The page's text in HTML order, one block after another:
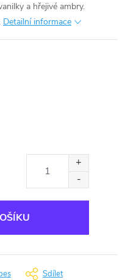
a hřejivé ambry.
Detailní informace
Sdílet